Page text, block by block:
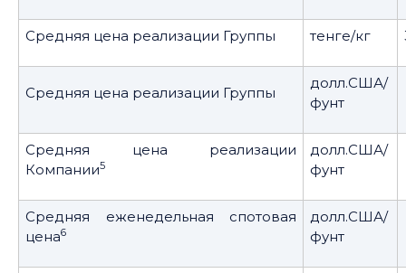
Средняя цена реализации Группы тенге/кг
Средняя цена реализации Группы
долл.США/
фунт
Средняя цена реализации
Компании5
долл.США/
фунт
Средняя еженедельная спотовая
цена6
долл.США/
фунт